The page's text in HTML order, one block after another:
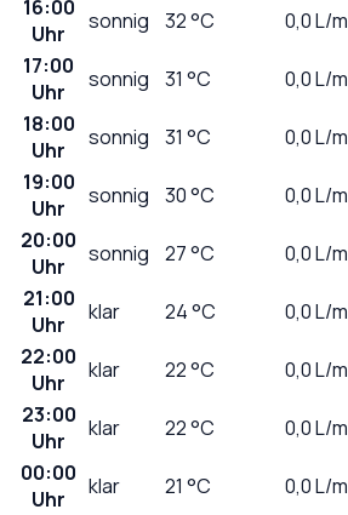
16:00
Uhr
sonnig 32°C 0,0L/
17:00
Uhr
sonnig 31 °C 0,0L/
18:00
Uhr
sonnig 31 °C 0,0L/
19:00
Uhr
sonnig 30°C 0,0L/
20:00
Uhr
sonnig 27°C 0,0L/
21:00
Uhr
klar 24°C 0,0L/
22:00
Uhr
klar 22°C 0,0L/
23:00
Uhr
klar 22°C 0,0L/
00:00
Uhr
klar 21 °C 0,0L/